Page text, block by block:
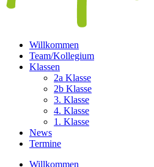
Willkommen
Team/Kollegium
Klassen
2a Klasse
2b Klasse
3. Klasse
4. Klasse
1. Klasse
News
Termine
Willkommen